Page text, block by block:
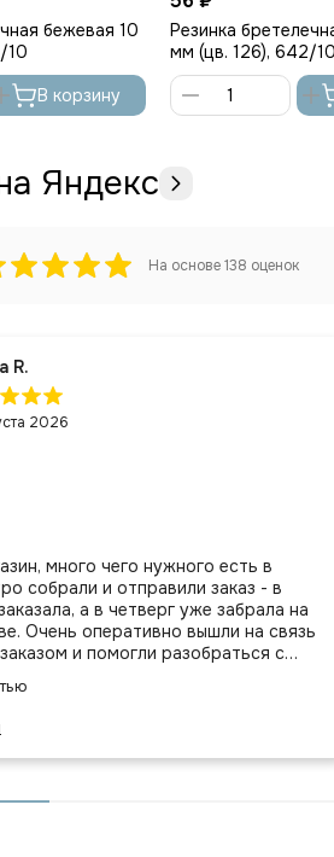
бежевая 10
10
В корзину
Резинка
мм (цв. 126), 642/10
Яндекс
На основе138 оценок
R.
2026
много чего нужного есть в
собрали и отправили заказ - в
а в четверг уже забрала на
Очень оперативно вышли на связь
и помогли разобраться с
и даже есть подарочек, очень
большое команде!